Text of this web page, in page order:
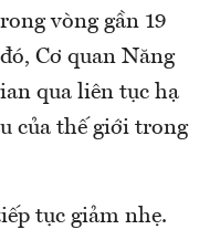
vòng gần 19
Cơ quan Năng
qua liên tục hạ
của thế giới trong
tục giảm nhẹ.